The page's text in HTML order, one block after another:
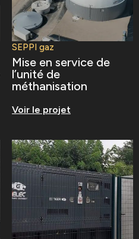
SEPPI gaz
Mise en service de
l’unité de
méthanisation
Voir le projet